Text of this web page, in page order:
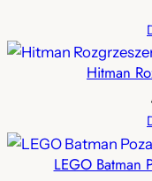
Hitman
LEGO Batman